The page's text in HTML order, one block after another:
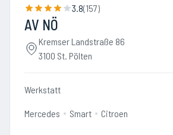
3.8(157)
AV NÖ
Kremser Landstraße 86
3100 St. Pölten
Werkstatt
Mercedes Smart Citroen